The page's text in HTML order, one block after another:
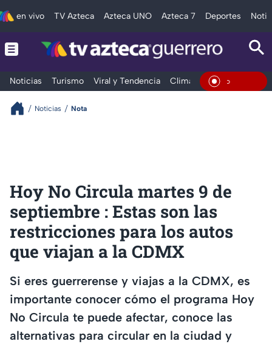
en vivo TV Azteca Azteca UNO Azteca 7 Deportes
Noticias Turismo Viral y Tendencia Clima Deportes En Vivo
Noticias Nota
Hoy No Circula martes 9 de
septiembre : Estas son las
restricciones para los autos
que viajan a la CDMX
Si eres guerrerense y viajas a la CDMX, es
importante conocer cómo el programa Hoy
No Circula te puede afectar, conoce las
alternativas para circular en la ciudad y